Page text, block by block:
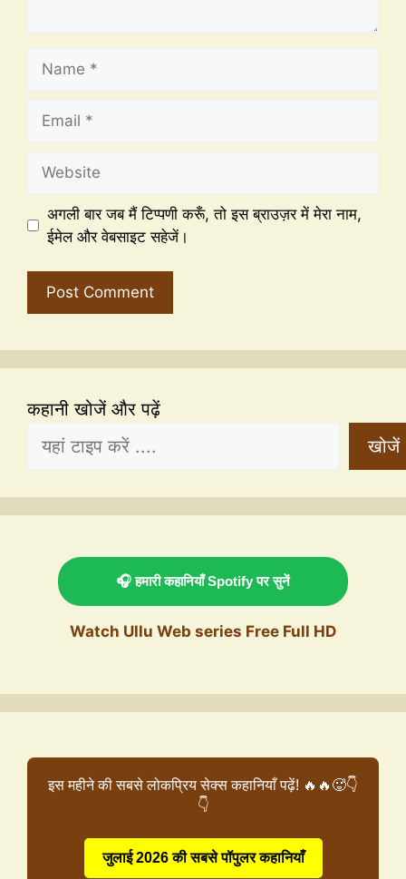
अगली बार जब मैं टिप्पणी करूँ, तो इस ब्राउज़र में मेरा नाम,
ईमेल और वेबसाइट सहेजें।
कहानी खोजें और पढ़ें
खोजें
🎧 हमारी कहानियाँ Spotify पर सुनें
Watch Ullu Web series Free Full HD
इस महीने की सबसे लोकप्रिय सेक्स कहानियाँ पढ़ें! 🔥🔥🥵👇
👇
जुलाई 2026 की सबसे पॉपुलर कहानियाँ